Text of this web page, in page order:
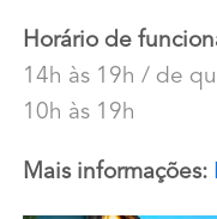
Horário de
14h às 19h / de
10h às 19h
Mais informações: